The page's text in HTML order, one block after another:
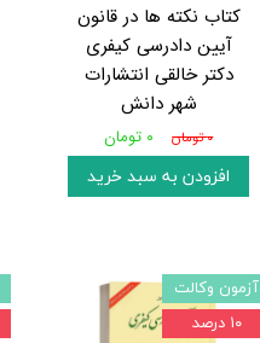
کتاب نکته ها در قانون
آیین دادرسی کیفری
دکتر خالقی انتشارات
شهر دانش
۰ تومان ۰ تومان
افزودن به سبد خرید
آزمون وکالت
۱۰ درصد